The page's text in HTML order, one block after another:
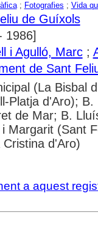
; Fotografies ; Vida
de Guíxols
1986]
i Agulló, Marc;
de Sant
(La Bisbal
Platja d'Aro);
de Mar; B.
Margarit (Sant
Cristina d'Aro)
a aquest